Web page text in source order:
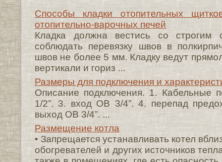
Способы кладки отопительных
отопительно-варочных печей
Кладка должна вестись со строгим
соблюдать перевязку швов в
швов не более 5 мм. Кладку ведут
вертикали и гориз ...
Размеры для подключения и
Описание подключения. 1. Кабельные
1/2”. 3. вход ОВ 3/4”. 4. перепад
выход ОВ 3/4”. ...
Размещение котла
• Запрещается устанавливать котел
обогревателей и других источников